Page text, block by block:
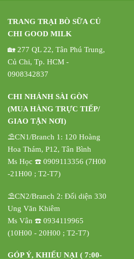
TRANG TRẠI BÒ SỮA CỦ
CHI GOOD MILK
🏡 277 QL 22, Tân Phú Trung,
Củ Chi, Tp. HCM -
0908342837
CHI NHÁNH SÀI GÒN
(MUA HÀNG TRỰC TIẾP/
GIAO TẬN NƠI)
⛱️CN1/Branch 1: 120 Hoàng
Hoa Thám, P12, Tân Bình
Ms Học ☎️ 0909113356 (7H00
-21H00 ; T2-T7)
⛱️CN2/Branch 2: Đối diện 330
Ung Văn Khiêm
Ms Vân ☎️ 0934119965
(10H00 - 20H00 ; T2-T7)
GÓP Ý, KHIẾU NẠI ( 7:00-